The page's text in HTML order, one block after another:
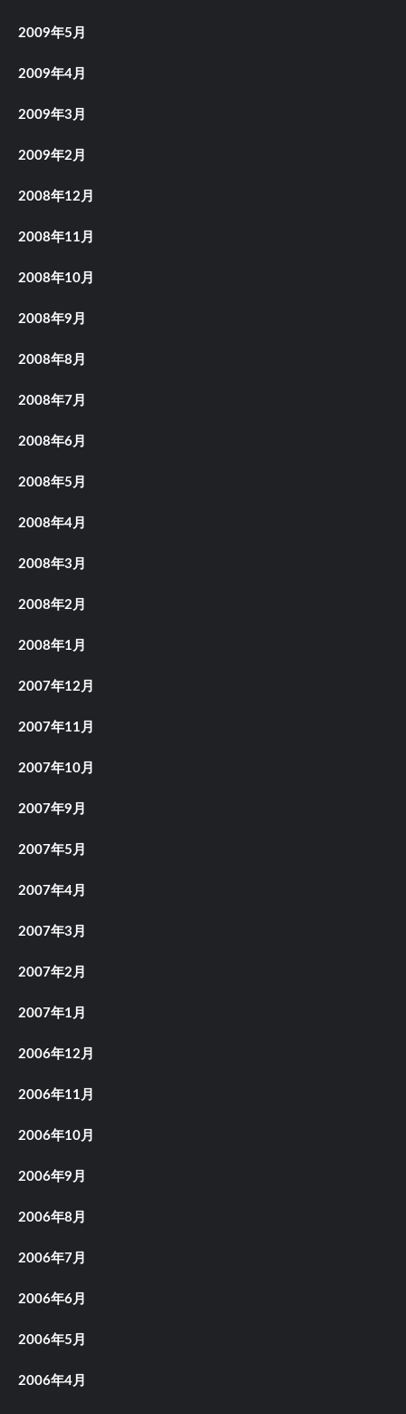
2009年5月
2009年4月
2009年3月
2009年2月
2008年12月
2008年11月
2008年10月
2008年9月
2008年8月
2008年7月
2008年6月
2008年5月
2008年4月
2008年3月
2008年2月
2008年1月
2007年12月
2007年11月
2007年10月
2007年9月
2007年5月
2007年4月
2007年3月
2007年2月
2007年1月
2006年12月
2006年11月
2006年10月
2006年9月
2006年8月
2006年7月
2006年6月
2006年5月
2006年4月